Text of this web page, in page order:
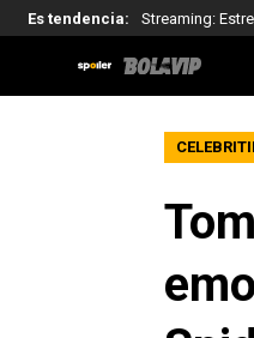
Es tendencia: Streaming: